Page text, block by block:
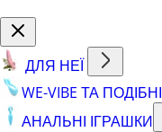
ДЛЯ НЕЇ
WE-VIBE ТА ПОДІБНІ
АНАЛЬНІ ІГРАШКИ